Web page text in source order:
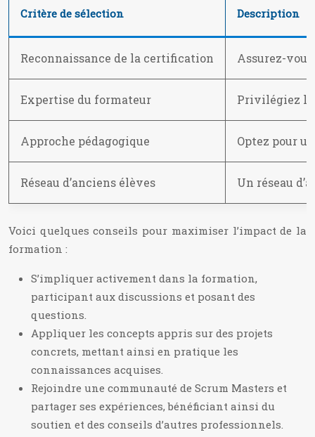
Critère de sélection Description
Reconnaissance de la certification Assurez-
Expertise du formateur Privilégiez
Approche pédagogique Optez pour
Réseau d’anciens élèves Un réseau
Voici quelques conseils pour maximiser l’impact de la
formation :
S’impliquer activement dans la formation,
participant aux discussions et posant des
questions.
Appliquer les concepts appris sur des projets
concrets, mettant ainsi en pratique les
connaissances acquises.
Rejoindre une communauté de Scrum Masters et
partager ses expériences, bénéficiant ainsi du
soutien et des conseils d’autres professionnels.